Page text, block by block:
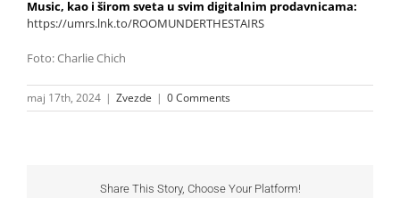
Music, kao i širom sveta u svim digitalnim prodavnicama:
https://umrs.lnk.to/ROOMUNDERTHESTAIRS
Foto: Charlie Chich
maj 17th, 2024 | Zvezde | 0 Comments
Share This Story, Choose Your Platform!